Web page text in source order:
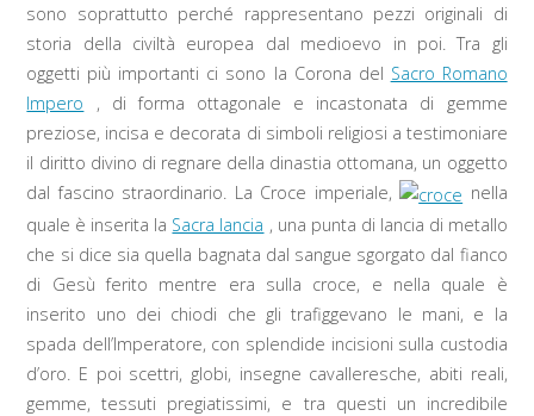
sono soprattutto perché rappresentano pezzi originali di
storia della civiltà europea dal medioevo in poi. Tra gli
oggetti più importanti ci sono la Corona del Sacro Romano
Impero , di forma ottagonale e incastonata di gemme
preziose, incisa e decorata di simboli religiosi a testimoniare
il diritto divino di regnare della dinastia ottomana, un oggetto
dal fascino straordinario. La Croce imperiale,
nella
quale è inserita la Sacra lancia , una punta di lancia di metallo
che si dice sia quella bagnata dal sangue sgorgato dal fianco
di Gesù ferito mentre era sulla croce, e nella quale è
inserito uno dei chiodi che gli trafiggevano le mani, e la
spada dell’Imperatore, con splendide incisioni sulla custodia
d’oro. E poi scettri, globi, insegne cavalleresche, abiti reali,
gemme, tessuti pregiatissimi, e tra questi un incredibile